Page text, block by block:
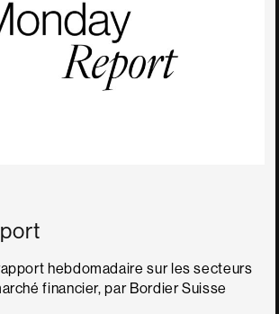
hebdomadaire sur les secteurs
financier, par Bordier Suisse